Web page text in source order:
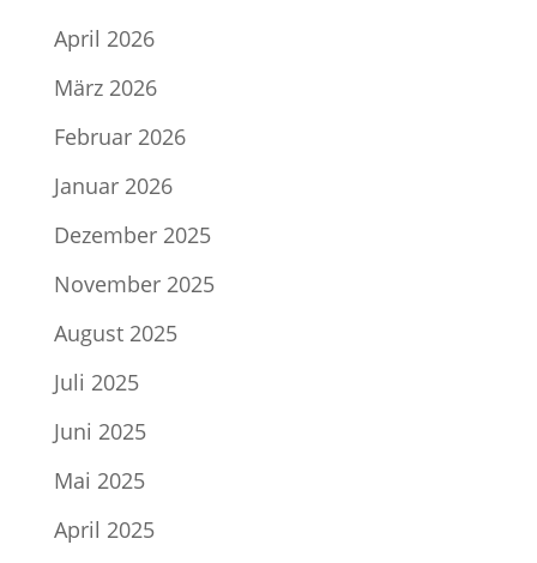
April 2026
März 2026
Februar 2026
Januar 2026
Dezember 2025
November 2025
August 2025
Juli 2025
Juni 2025
Mai 2025
April 2025